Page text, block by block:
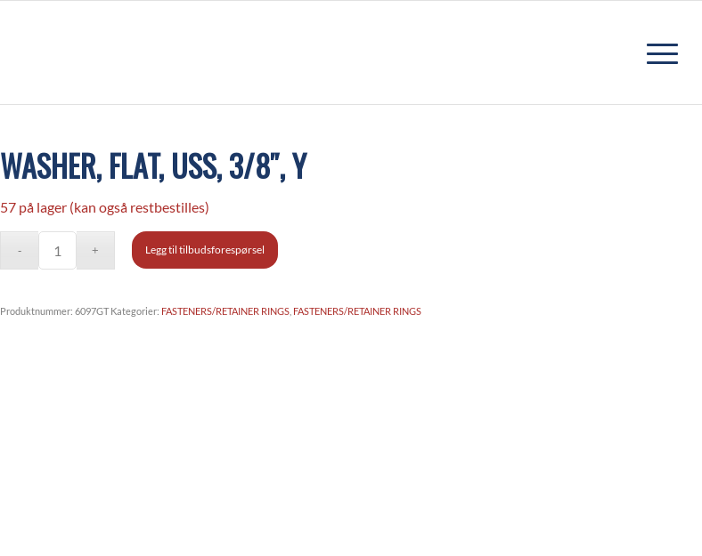
WASHER, FLAT, USS, 3/8″, Y
57 på lager (kan også restbestilles)
Legg til tilbudsforespørsel
Produktnummer:6097GT Kategorier: FASTENERS/RETAINER RINGS FASTENERS/RETAINER RINGS